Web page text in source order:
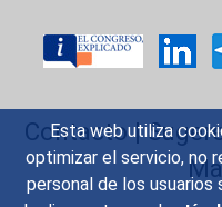
Esta web utiliza
optimizar el servicio, no
personal de los usuarios
Contacto|